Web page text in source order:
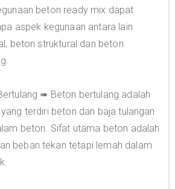
beton ready mix dapat
aspek kegunaan antara lain
beton struktural dan beton
➠ Beton bertulang adalah
terdiri beton dan baja tulangan
beton. Sifat utama beton adalah
beban tekan tetapi lemah dalam